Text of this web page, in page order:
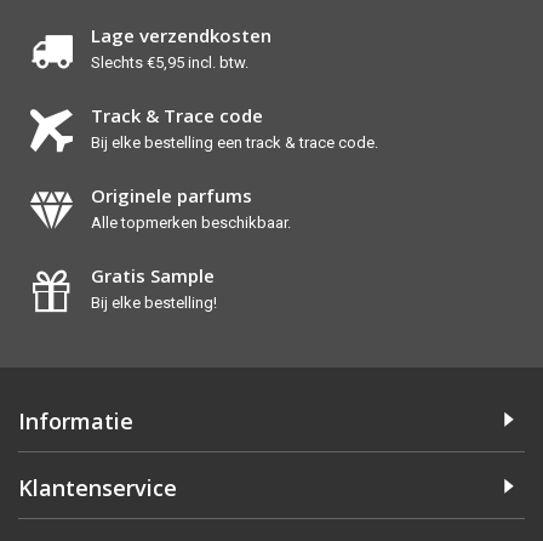
Lage verzendkosten
Slechts €5,95 incl. btw.
Track & Trace code
Bij elke bestelling een track & trace code.
Originele parfums
Alle topmerken beschikbaar.
Gratis Sample
Bij elke bestelling!
Informatie
Klantenservice